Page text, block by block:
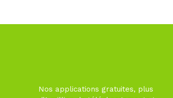
Nos applications gratuites, plus